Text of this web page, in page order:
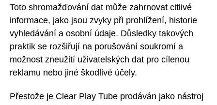
Toto shromažďování dat může zahrnovat citlivé
informace, jako jsou zvyky při prohlížení, historie
vyhledávání a osobní údaje. Důsledky takových
praktik se rozšiřují na porušování soukromí a
možnost zneužití uživatelských dat pro cílenou
reklamu nebo jiné škodlivé účely.
Přestože je Clear Play Tube prodáván jako nástroj